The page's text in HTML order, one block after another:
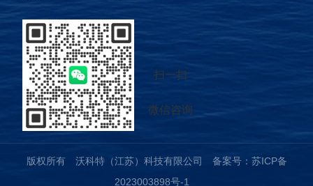
度大，不易断裂。能适应工厂操作环境的要求。 主要应
用 电动升降运水坯车等；砖厂、窑厂、耐火厂、陶瓷厂、
焙烧厂等用的电动装窑车、电动出窑车等；工程、隧道、环卫
用的电动运输车，电动自卸车，电动环卫清运车等。电动运输
车和电动自卸车还应用于面粉厂，选矿厂，化工厂、炉料厂、
养殖场等。 产品特点 1、是安全滑触线供电式电动平
车。其是在轨道侧面开设地沟，地沟内安装安全滑触线，地沟
扫一扫
微信咨询
版权所有 沃科特（江苏）科技有限公司 备案号：苏ICP备
2023003898号-1